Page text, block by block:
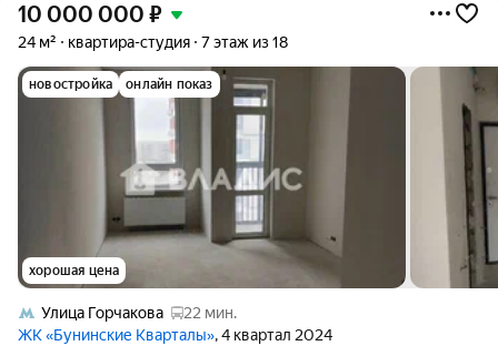
10 000 000 ₽
24 м² квартира-студия 7 этаж из 18
новостройка онлайн показ
хорошая цена
Улица Горчакова
22 мин.
ЖК «Бунинские Кварталы», 4 квартал 2024